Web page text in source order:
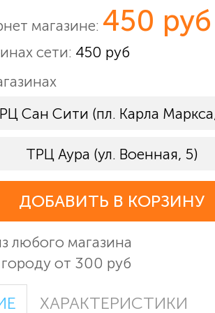
магазине: 450 руб
сети: 450 руб
Сан Сити (пл. Карла
ТРЦ Аура (ул. Военная, 5)
ДОБАВИТЬ В КОРЗИНУ
любого магазина
от 300 руб
ХАРАКТЕРИСТИКИ